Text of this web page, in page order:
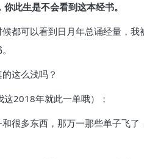
此生是不会看到这本经书。
都可以看到日月年总诵经量，我
这么浅吗？
2018年就此一单哦）；
很多东西，那万一那些单子飞了